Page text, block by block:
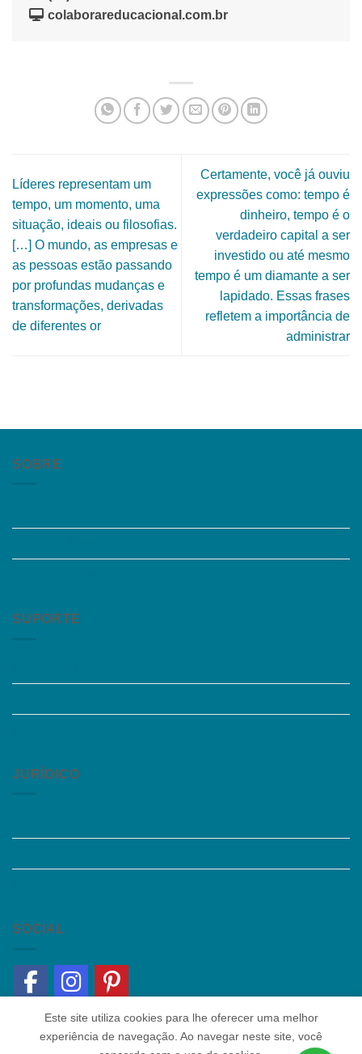
colaborareducacional.com.br
Líderes representam um
tempo, um momento, uma
situação, ideais ou filosofias.
[…] O mundo, as empresas e
as pessoas estão passando
por profundas mudanças e
transformações, derivadas
de diferentes or
Certamente, você já ouviu
expressões como: tempo é
dinheiro, tempo é o
verdadeiro capital a ser
investido ou até mesmo
tempo é um diamante a ser
lapidado. Essas frases
refletem a importância de
administrar
SOBRE
SUPORTE
JURÍDICO
SOCIAL
Este site utiliza cookies para lhe oferecer uma melhor
experiência de navegação. Ao navegar neste site, você